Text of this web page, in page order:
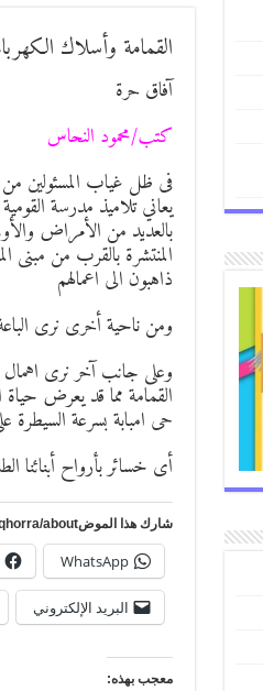
القمامة وأسلاك
آفاق حرة
كتب/محمود النحاس
فى ظل غياب المسئولين من
يعاني تلاميذ مدرسة
بالعديد من الأمراض
المنتشرة بالقرب من مبنى
ذاهبون الى اعمالهم
ومن ناحية أخرى نرى
وعلى جانب آخر نرى اهمال
القمامة مما قد يعرض حياة
حى امبابة بسرعة
أى خسائر بأرواح أبنائنا
شارك هذا الموضhttps://web.facebook.com/afaqhorra/aboutوع:https://www.pinterest.com/?autologin=true
WhatsApp
البريد الإلكتروني
معجب بهذه: